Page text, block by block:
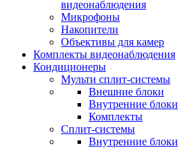
видеонаблюдения
Микрофоны
Накопители
Объективы для камер
Комплекты видеонаблюдения
Кондиционеры
Мульти сплит-системы
Внешние блоки
Внутренние блоки
Комплекты
Сплит-системы
Внутренние блоки